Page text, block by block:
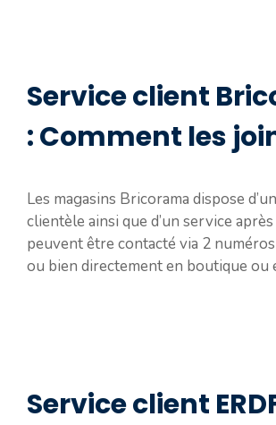
Service client
: Comment les
Les magasins Bricorama dispose
clientèle ainsi que d’un service
peuvent être contacté via 2
ou bien directement en boutique ou
Service client